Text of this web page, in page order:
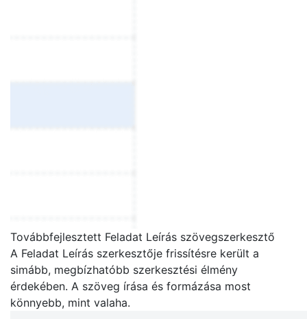
Továbbfejlesztett Feladat Leírás szövegszerkesztő
A Feladat Leírás szerkesztője frissítésre került a
simább, megbízhatóbb szerkesztési élmény
érdekében. A szöveg írása és formázása most
könnyebb, mint valaha.